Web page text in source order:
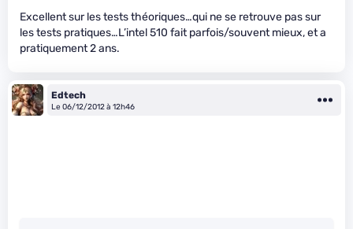
Excellent sur les tests théoriques…qui ne se retrouve pas sur
les tests pratiques…L’intel 510 fait parfois/souvent mieux, et a
pratiquement 2 ans.
Edtech
Le 06/12/2012 à 12h46